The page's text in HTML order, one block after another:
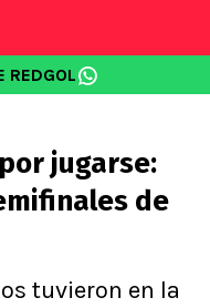
REDGOL
jugarse:
de
tuvieron en la